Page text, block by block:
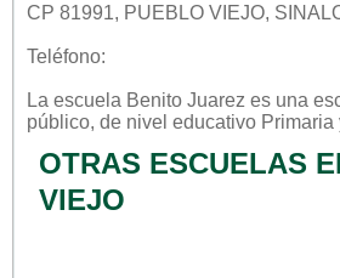
CP 81991, PUEBLO VIEJO,
Teléfono:
La escuela Benito Juarez es una
público, de nivel educativo Primaria
OTRAS ESCUELAS
VIEJO